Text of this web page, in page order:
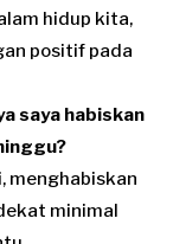
hidup kita,
positif pada
saya habiskan
menghabiskan
minimal